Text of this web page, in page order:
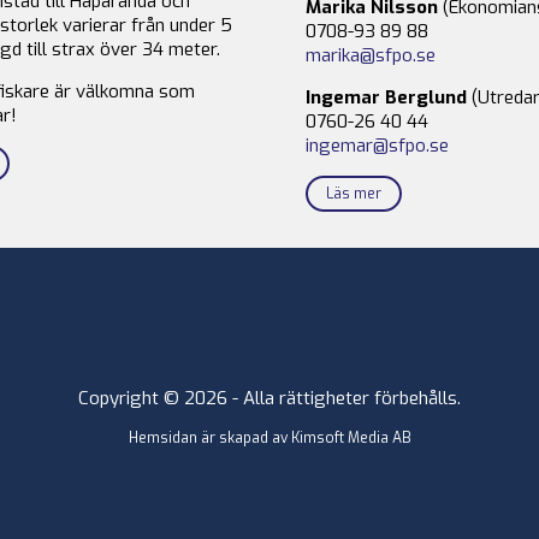
varierar från under 5
till strax över 34 meter.
är välkomna som
Marika Nilsson
0708-93 89 88
marika@sfpo.se
Ingemar Berglund
0760-26 40 44
ingemar@sfpo.se
Läs mer
Copyright © 2026 - Alla rättigheter förbehålls.
Hemsidan är skapad av Kimsoft Media AB